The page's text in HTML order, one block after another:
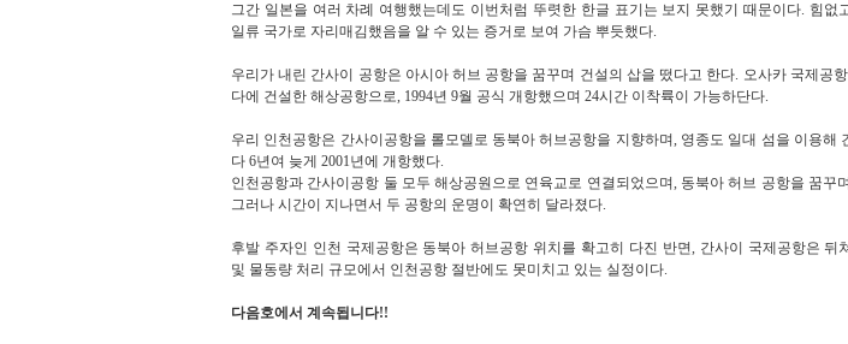
그간 일본을 여러 차례 여행했는데도 이번처럼 뚜렷한 한글 표기는 보지 못했기 때문이다. 힘없
일류 국가로 자리매김했음을 알 수 있는 증거로 보여 가슴 뿌듯했다.
우리가 내린 간사이 공항은 아시아 허브 공항을 꿈꾸며 건설의 삽을 떴다고 한다. 오사카 국제공
다에 건설한 해상공항으로, 1994년 9월 공식 개항했으며 24시간 이착륙이 가능하단다.
우리 인천공항은 간사이공항을 롤모델로 동북아 허브공항을 지향하며, 영종도 일대 섬을 이용해
다 6년여 늦게 2001년에 개항했다.
인천공항과 간사이공항 둘 모두 해상공원으로 연육교로 연결되었으며, 동북아 허브 공항을 꿈꾸
그러나 시간이 지나면서 두 공항의 운명이 확연히 달라졌다.
후발 주자인 인천 국제공항은 동북아 허브공항 위치를 확고히 다진 반면, 간사이 국제공항은 뒤
및 물동량 처리 규모에서 인천공항 절반에도 못미치고 있는 실정이다.
다음호에서 계속됩니다!!